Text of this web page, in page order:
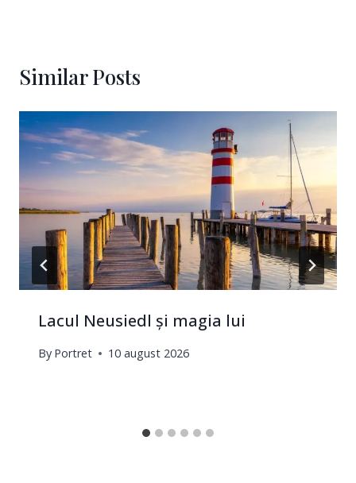
Similar Posts
Lacul Neusiedl și magia lui
By Portret 10 august 2026